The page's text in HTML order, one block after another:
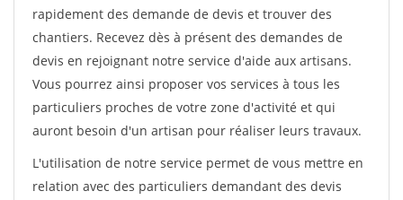
rapidement des demande de devis et trouver des
chantiers. Recevez dès à présent des demandes de
devis en rejoignant notre service d'aide aux artisans.
Vous pourrez ainsi proposer vos services à tous les
particuliers proches de votre zone d'activité et qui
auront besoin d'un artisan pour réaliser leurs travaux.
L'utilisation de notre service permet de vous mettre en
relation avec des particuliers demandant des devis